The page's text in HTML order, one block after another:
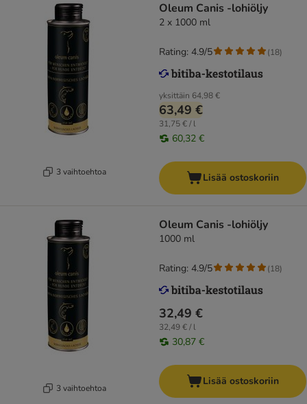
3 vaihtoehtoa
Oleum Canis -lohiöljy
2 x 1000 ml
yksittäin 64,98 €
63,49 €
31,75 € / l
60,32 €
Rating: 4.9/5 (18)
Lisää ostoskoriin
3 vaihtoehtoa
Oleum Canis -lohiöljy
1000 ml
32,49 €
32,49 € / l
30,87 €
Rating: 4.9/5 (18)
Lisää ostoskoriin